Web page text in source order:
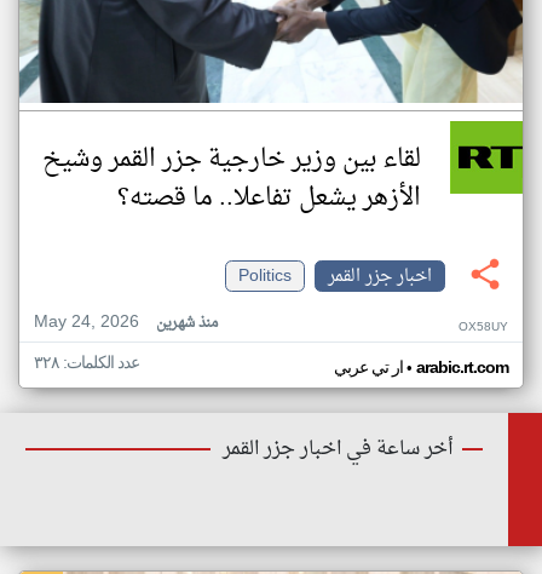
لقاء بين وزير خارجية جزر القمر وشيخ
الأزهر يشعل تفاعلا.. ما قصته؟
اخبار جزر القمر
Politics
May 24, 2026
منذ شهرين OX58UY
ار تي عربي• arabic.rt.com عدد الكلمات: ٣٢٨
أخر ساعة في اخبار جزر القمر